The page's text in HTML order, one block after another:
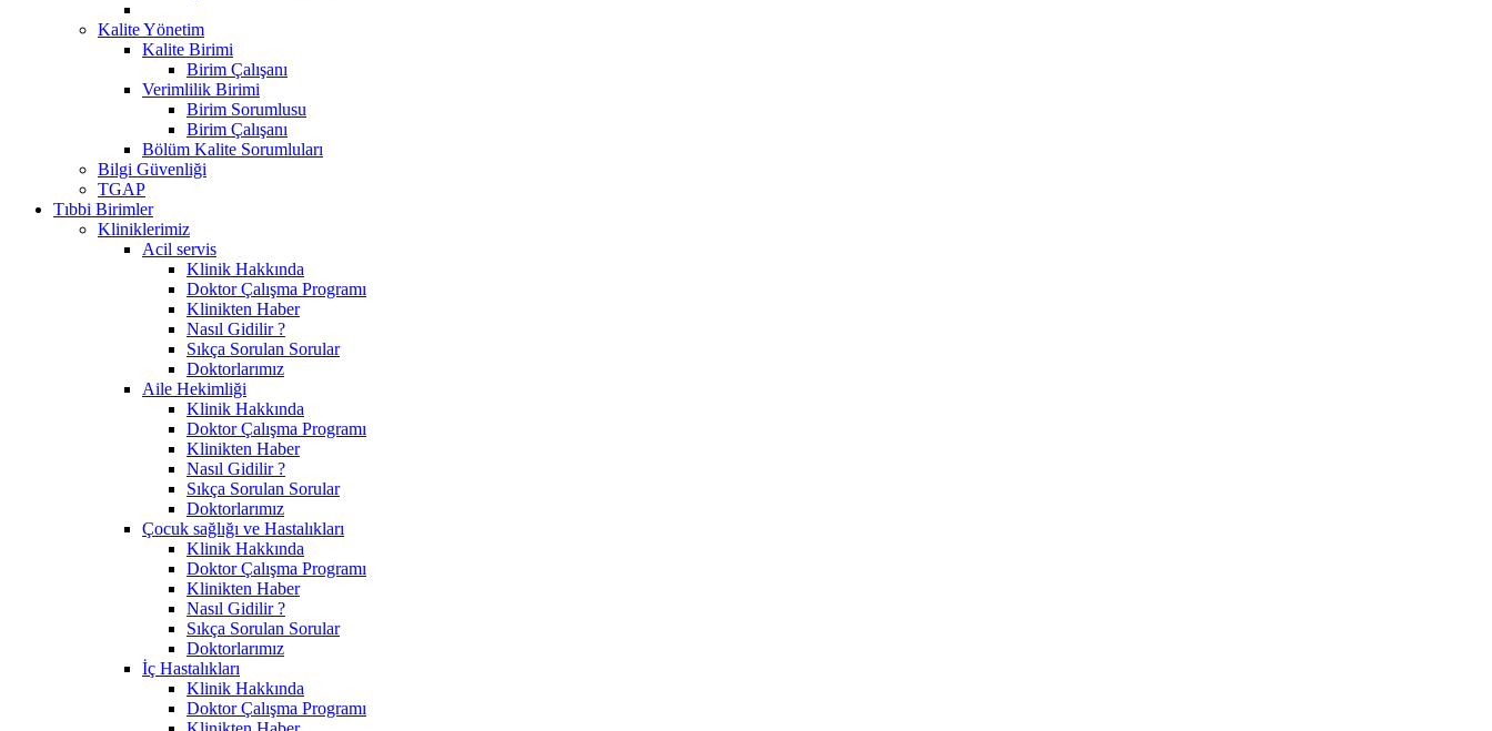
Kalite Yönetim
Kalite Birimi
Birim Çalışanı
Verimlilik Birimi
Birim Sorumlusu
Birim Çalışanı
Bölüm Kalite Sorumluları
Bilgi Güvenliği
TGAP
Tıbbi Birimler
Kliniklerimiz
Acil servis
Klinik Hakkında
Doktor Çalışma Programı
Klinikten Haber
Nasıl Gidilir ?
Sıkça Sorulan Sorular
Doktorlarımız
Aile Hekimliği
Klinik Hakkında
Doktor Çalışma Programı
Klinikten Haber
Nasıl Gidilir ?
Sıkça Sorulan Sorular
Doktorlarımız
Çocuk sağlığı ve Hastalıkları
Klinik Hakkında
Doktor Çalışma Programı
Klinikten Haber
Nasıl Gidilir ?
Sıkça Sorulan Sorular
Doktorlarımız
İç Hastalıkları
Klinik Hakkında
Doktor Çalışma Programı